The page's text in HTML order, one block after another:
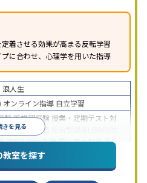
着させる効果が高まる反転学習
に合わせ、心理学を用いた指導
きを見る
浪人生
オンライン指導 自立学習
験医学部受験 授業・定期テスト対
習習慣の定着
学校別特化対策国公立大対策私大
対策英検(英語検定)対策
その
教室を探す